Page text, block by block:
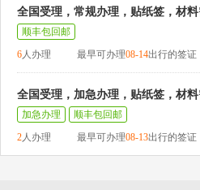
全国受理，常规办理，贴纸签，材
顺丰包回邮
6人办理 最早可办理08-14出行的签证
全国受理，加急办理，贴纸签，材
加急办理
顺丰包回邮
2人办理 最早可办理08-13出行的签证